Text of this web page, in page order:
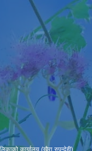
कार्यालय (खैरा,रुपन्देही)